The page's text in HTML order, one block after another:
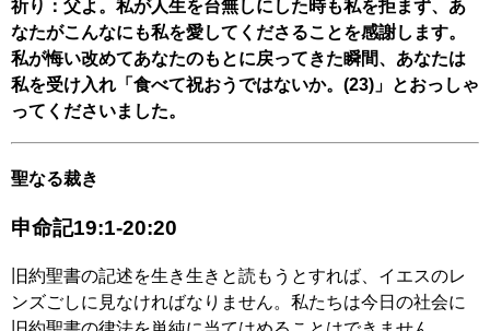
祈り：父よ。私が人生を台無しにした時も私を拒まず、あ
なたがこんなにも私を愛してくださることを感謝します。
私が悔い改めてあなたのもとに戻ってきた瞬間、あなたは
私を受け入れ「食べて祝おうではないか。(23)」とおっしゃ
ってくださいました。
聖なる裁き
申命記19:1-20:20
旧約聖書の記述を生き生きと読もうとすれば、イエスのレ
ンズごしに見なければなりません。私たちは今日の社会に